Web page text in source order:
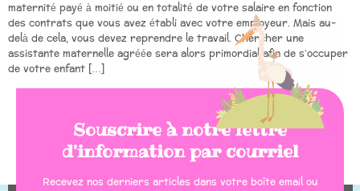
maternité payé à moitié ou en totalité de votre salaire en fonction
des contrats que vous avez établi avec votre employeur. Mais au-
delà de cela, vous devez reprendre le travail. Chercher une
assistante maternelle agréée sera alors primordial afin de s’occuper
de votre enfant […]
Souscrire à notre lettre
d'information par courriel
Recevez nos derniers articles dans votre boîte email ou